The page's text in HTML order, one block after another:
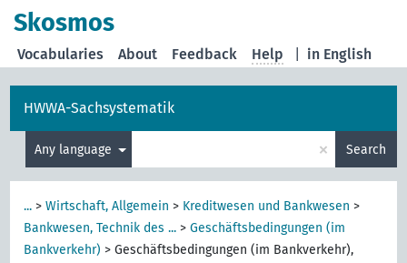
Skosmos
in English
Vocabularies About Feedback Help
HWWA-Sachsystematik
Any language × Search
... >Wirtschaft, Allgemein > Kreditwesen und Bankwesen >
Bankwesen, Technik des ... >Geschäftsbedingungen (im
Bankverkehr) >Geschäftsbedingungen (im Bankverkehr),